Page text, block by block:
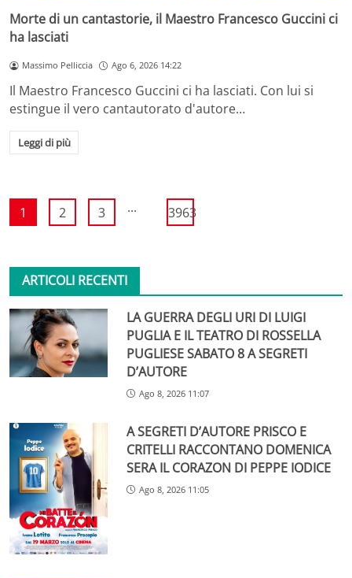
Morte di un cantastorie, il Maestro Francesco Guccini ci
ha lasciati
Massimo Pelliccia Ago 6, 2026 14:22
Il Maestro Francesco Guccini ci ha lasciati. Con lui si
estingue il vero cantautorato d'autore…
Leggi di più
1 2 3 ... 3963
ARTICOLI RECENTI
LA GUERRA DEGLI URI DI LUIGI
PUGLIA E IL TEATRO DI ROSSELLA
PUGLIESE SABATO 8 A SEGRETI
D’AUTORE
Ago 8, 2026 11:07
A SEGRETI D’AUTORE PRISCO E
CRITELLI RACCONTANO DOMENICA
SERA IL CORAZON DI PEPPE IODICE
Ago 8, 2026 11:05